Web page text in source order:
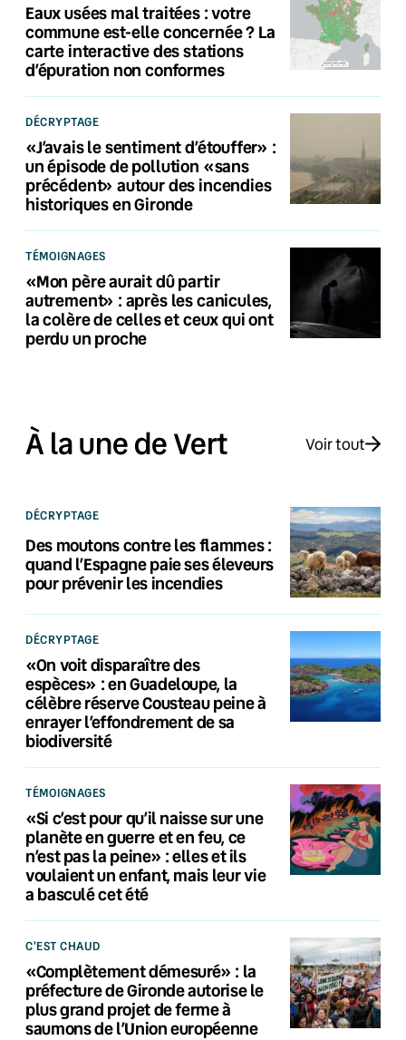
Eaux usées mal traitées : votre
commune est-elle concernée ? La
carte interactive des stations
d’épuration non conformes
DÉCRYPTAGE
«J’avais le sentiment d’étouffer» :
un épisode de pollution «sans
précédent» autour des incendies
historiques en Gironde
TÉMOIGNAGES
«Mon père aurait dû partir
autrement» : après les canicules,
la colère de celles et ceux qui ont
perdu un proche
À la une de Vert Voir tout
DÉCRYPTAGE
Des moutons contre les flammes :
quand l’Espagne paie ses éleveurs
pour prévenir les incendies
DÉCRYPTAGE
«On voit disparaître des
espèces» : en Guadeloupe, la
célèbre réserve Cousteau peine à
enrayer l’effondrement de sa
biodiversité
TÉMOIGNAGES
«Si c’est pour qu’il naisse sur une
planète en guerre et en feu, ce
n’est pas la peine» : elles et ils
voulaient un enfant, mais leur vie
a basculé cet été
C'EST CHAUD
«Complètement démesuré» : la
préfecture de Gironde autorise le
plus grand projet de ferme à
saumons de l’Union européenne